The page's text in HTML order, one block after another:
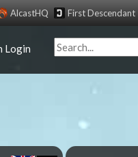
AlcastHQ First Descendant
Login